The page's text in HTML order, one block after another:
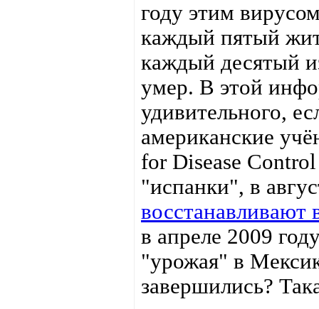
году этим
каждый пятый
каждый десятый
умер. В этой
удивительного,
американские
for Disease
"испанки", в
восстанавливают
в апреле 2009
"урожая" в
завершились?